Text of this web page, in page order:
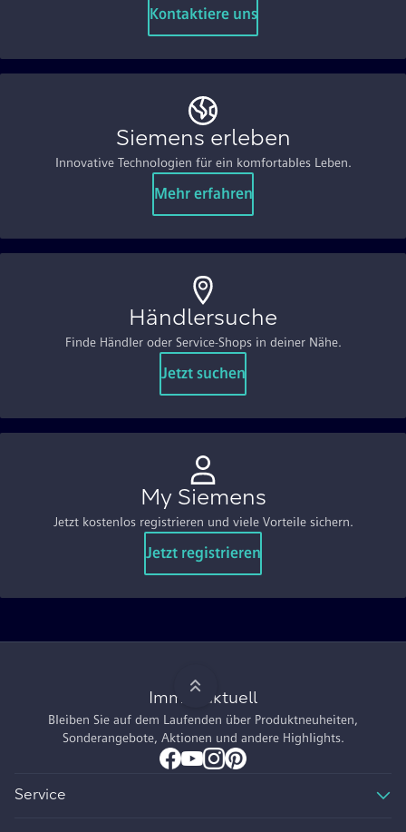
Kontaktiere uns
Siemens erleben
Innovative Technologien für ein komfortables Leben.
Mehr erfahren
Händlersuche
Finde Händler oder Service-Shops in deiner Nähe.
Jetzt suchen
My Siemens
Jetzt kostenlos registrieren und viele Vorteile sichern.
Jetzt registrieren
Immer aktuell
Bleiben Sie auf dem Laufenden über Produktneuheiten,
Sonderangebote, Aktionen und andere Highlights.
Service